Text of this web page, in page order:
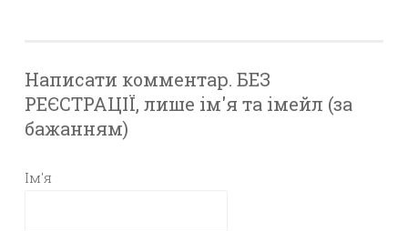
Написати комментар. БЕЗ
РЕЄСТРАЦІЇ, лише ім'я та імейл (за
бажанням)
Ім'я